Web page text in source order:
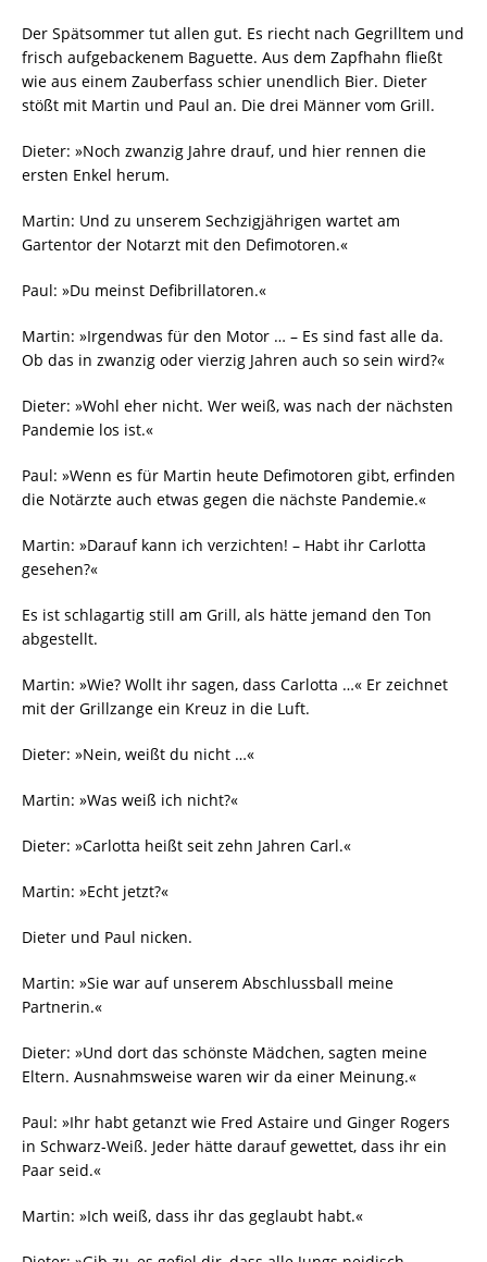
Der Spätsommer tut allen gut. Es riecht nach Gegrilltem und
frisch aufgebackenem Baguette. Aus dem Zapfhahn fließt
wie aus einem Zauberfass schier unendlich Bier. Dieter
stößt mit Martin und Paul an. Die drei Männer vom Grill.
Dieter: »Noch zwanzig Jahre drauf, und hier rennen die
ersten Enkel herum.
Martin: Und zu unserem Sechzigjährigen wartet am
Gartentor der Notarzt mit den Defimotoren.«
Paul: »Du meinst Defibrillatoren.«
Martin: »Irgendwas für den Motor … – Es sind fast alle da.
Ob das in zwanzig oder vierzig Jahren auch so sein wird?«
Dieter: »Wohl eher nicht. Wer weiß, was nach der nächsten
Pandemie los ist.«
Paul: »Wenn es für Martin heute Defimotoren gibt, erfinden
die Notärzte auch etwas gegen die nächste Pandemie.«
Martin: »Darauf kann ich verzichten! – Habt ihr Carlotta
gesehen?«
Es ist schlagartig still am Grill, als hätte jemand den Ton
abgestellt.
Martin: »Wie? Wollt ihr sagen, dass Carlotta …« Er zeichnet
mit der Grillzange ein Kreuz in die Luft.
Dieter: »Nein, weißt du nicht …«
Martin: »Was weiß ich nicht?«
Dieter: »Carlotta heißt seit zehn Jahren Carl.«
Martin: »Echt jetzt?«
Dieter und Paul nicken.
Martin: »Sie war auf unserem Abschlussball meine
Partnerin.«
Dieter: »Und dort das schönste Mädchen, sagten meine
Eltern. Ausnahmsweise waren wir da einer Meinung.«
Paul: »Ihr habt getanzt wie Fred Astaire und Ginger Rogers
in Schwarz-Weiß. Jeder hätte darauf gewettet, dass ihr ein
Paar seid.«
Martin: »Ich weiß, dass ihr das geglaubt habt.«